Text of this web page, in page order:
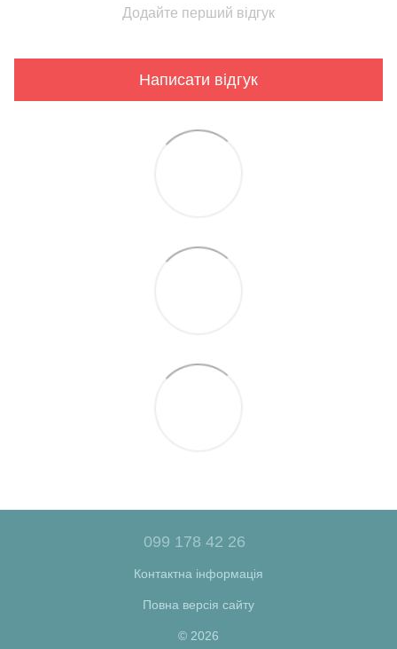
Додайте перший відгук
Написати відгук
099 178 42 26
Контактна інформація
Повна версія сайту
© 2026